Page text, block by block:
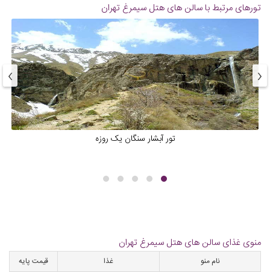
تورهای مرتبط با سالن های هتل سیمرغ تهران
تور آبشار سنگان یک روزه
‹
›
منوی غذای سالن های هتل سیمرغ تهران
نام منو غذا قیمت پایه